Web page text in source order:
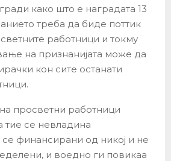
како што е наградата 13
треба да биде поттик
работници и токму
на признанијата може да
кон сите останати
просветни работници
тие се невладина
се финансирани од никој и не
и воедно ги повикаа